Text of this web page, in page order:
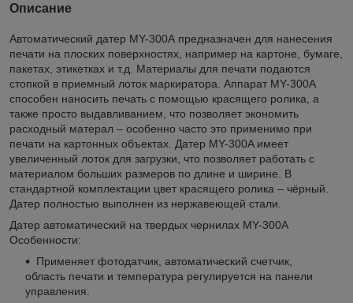
Описание
Автоматический датер MY-300А предназначен для нанесения
печати на плоских поверхностях, например на картоне, бумаге,
пакетах, этикетках и т.д. Материалы для печати подаются
стопкой в приемный лоток маркиратора. Аппарат MY-300A
способен наносить печать с помощью красящего ролика, а
также просто выдавливанием, что позволяет экономить
расходный матерал – особенно часто это применимо при
печати на картонных объектах. Датер MY-300A имеет
увеличенный лоток для загрузки, что позволяет работать с
материалом больших размеров по длине и ширине. В
стандартной комплектации цвет красящего ролика – чёрный.
Датер полностью выполнен из нержавеющей стали.
Датер автоматический на твердых чернилах MY-300A
Особенности:
Применяет фотодатчик, автоматический счетчик,
область печати и температура регулируется на панели
управления.